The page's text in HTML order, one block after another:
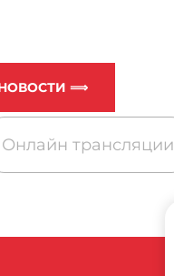
НОВОСТИ ⟹
Онлайн трансляции